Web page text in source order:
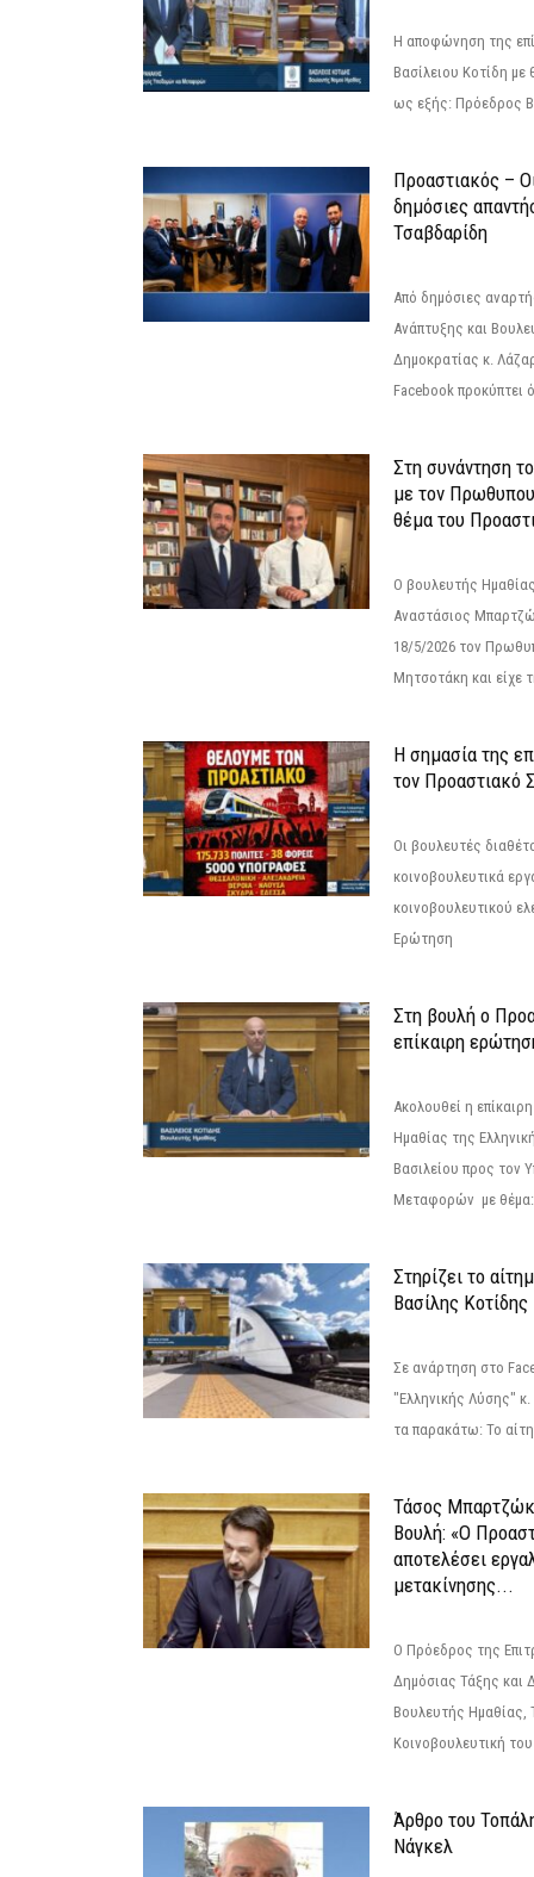
Η αποφώνηση της
Βασίλειου Κοτίδη με
ως εξής: Πρόεδρος
Προαστιακός –
δημόσιες
Τσαβδαρίδη
Από δημόσιες
Ανάπτυξης και
Δημοκρατίας κ.
Facebook προκύπτει
Στη συνάντηση
με τον
θέμα του
Ο βουλευτής
Αναστάσιος
18/5/2026 τον
Μητσοτάκη και είχε
Η σημασία της
τον Προαστιακό
Οι βουλευτές
κοινοβουλευτικά
κοινοβουλευτικού
Ερώτηση
Στη βουλή ο
επίκαιρη
Ακολουθεί η
Ημαθίας της
Βασιλείου προς τον
Μεταφορών με θέμα:
Στηρίζει το
Βασίλης Κοτίδης
Σε ανάρτηση στο
"Ελληνικής Λύσης"
τα παρακάτω: Το
Τάσος
Βουλή: «Ο
αποτελέσει
μετακίνησης...
Ο Πρόεδρος της
Δημόσιας Τάξης και
Βουλευτής
Κοινοβουλευτική
Άρθρο του
Νάγκελ